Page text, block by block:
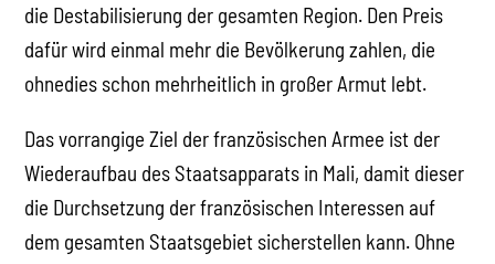
die Destabilisierung der gesamten Region. Den Preis
dafür wird einmal mehr die Bevölkerung zahlen, die
ohnedies schon mehrheitlich in großer Armut lebt.
Das vorrangige Ziel der französischen Armee ist der
Wiederaufbau des Staatsapparats in Mali, damit dieser
die Durchsetzung der französischen Interessen auf
dem gesamten Staatsgebiet sicherstellen kann. Ohne